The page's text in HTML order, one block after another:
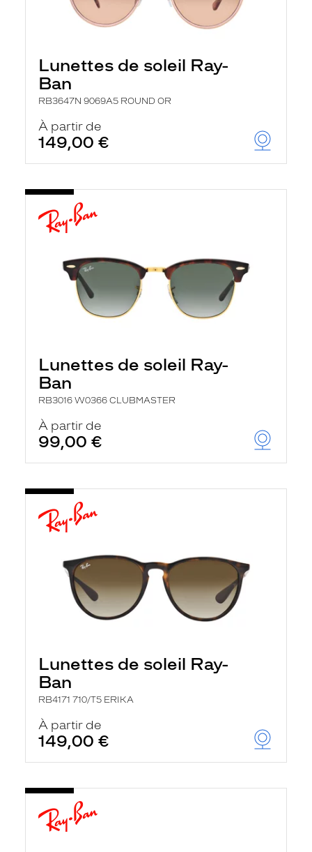
Lunettes de soleil Ray-
Ban
RB3647N 9069A5 ROUND OR
À partir de
149,00 €
Lunettes de soleil Ray-
Ban
RB3016 W0366 CLUBMASTER
À partir de
99,00 €
Lunettes de soleil Ray-
Ban
RB4171 710/T5 ERIKA
À partir de
149,00 €